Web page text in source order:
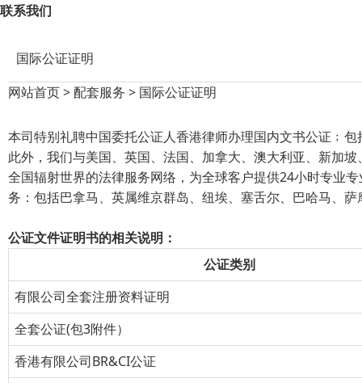
联系我们
国际公证证明
网站首页>配套服务 > 国际公证证明
本司特别礼聘中国委托公证人香港律师办理国内文书公证﹔
此外，我们与美国、英国、法国、加拿大、澳大利亚、新加
全国辐射世界的法律服务网络，为全球客户提供24小时专业
务：包括巴拿马、英属维京群岛、纽埃、塞舌尔、巴哈马、
公证文件证明书的相关说明：
公证类别
有限公司全套注册资料证明
全套公证(包3附件）
香港有限公司BR&CI公证